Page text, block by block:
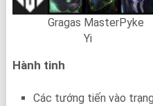
Gragas Master
Yi
Pyke
Hành tinh
Các tướng tiến vào